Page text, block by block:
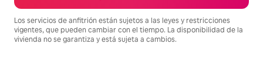
Los servicios de anfitrión están sujetos a las leyes y restricciones
vigentes, que pueden cambiar con el tiempo. La disponibilidad de la
vivienda no se garantiza y está sujeta a cambios.